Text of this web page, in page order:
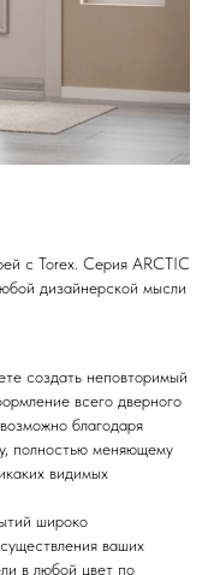
с Torex. Серия ARCTIC
дизайнерской мысли
создать неповторимый
всего дверного
благодаря
полностью меняющему
видимых
широко
ваших
в любой цвет по